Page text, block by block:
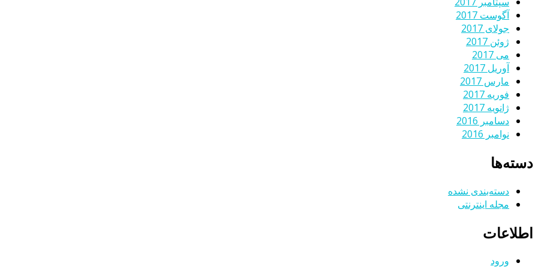
آگوست 2017
جولای 2017
ژوئن 2017
می 2017
آوریل 2017
مارس 2017
فوریه 2017
ژانویه 2017
دسامبر 2016
نوامبر 2016
دسته‌ها
دسته‌بندی نشده
مجله اینترنتی
اطلاعات
ورود